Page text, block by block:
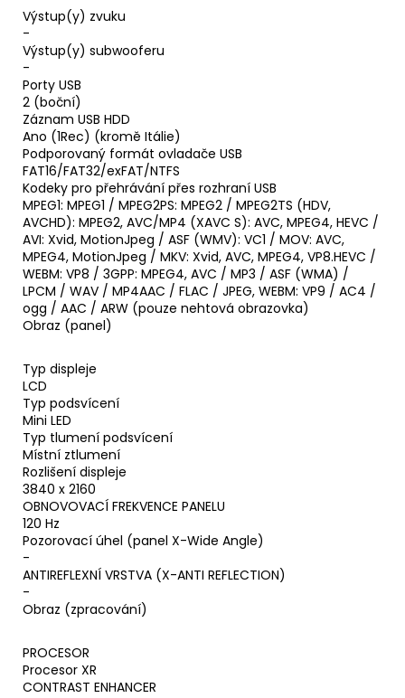
Výstup(y) zvuku
-
Výstup(y) subwooferu
-
Porty USB
2 (boční)
Záznam USB HDD
Ano (1Rec) (kromě Itálie)
Podporovaný formát ovladače USB
FAT16/FAT32/exFAT/NTFS
Kodeky pro přehrávání přes rozhraní USB
MPEG1: MPEG1 / MPEG2PS: MPEG2 / MPEG2TS (HDV,
AVCHD): MPEG2, AVC/MP4 (XAVC S): AVC, MPEG4, HEVC /
AVI: Xvid, MotionJpeg / ASF (WMV): VC1 / MOV: AVC,
MPEG4, MotionJpeg / MKV: Xvid, AVC, MPEG4, VP8.HEVC /
WEBM: VP8 / 3GPP: MPEG4, AVC / MP3 / ASF (WMA) /
LPCM / WAV / MP4AAC / FLAC / JPEG, WEBM: VP9 / AC4 /
ogg / AAC / ARW (pouze nehtová obrazovka)
Obraz (panel)
Typ displeje
LCD
Typ podsvícení
Mini LED
Typ tlumení podsvícení
Místní ztlumení
Rozlišení displeje
3840 x 2160
OBNOVOVACÍ FREKVENCE PANELU
120 Hz
Pozorovací úhel (panel X-Wide Angle)
-
ANTIREFLEXNÍ VRSTVA (X-ANTI REFLECTION)
-
Obraz (zpracování)
PROCESOR
Procesor XR
CONTRAST ENHANCER